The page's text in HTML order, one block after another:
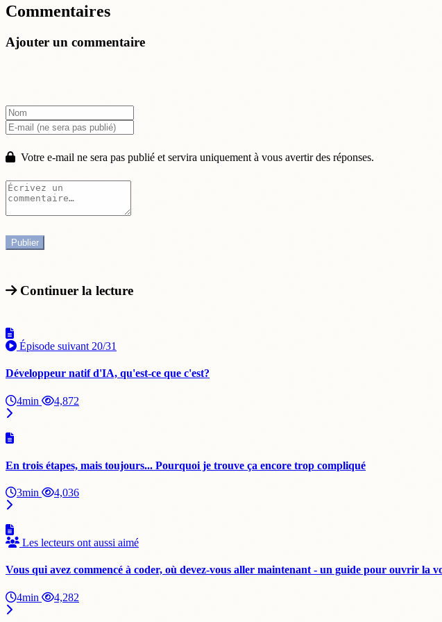
Commentaires
Ajouter un commentaire
Votre e-mail ne sera pas publié et servira uniquement à vous avertir des réponses.
Continuer la lecture
Épisode suivant 20/31
Développeur natif d'IA, qu'est-ce que c'est?
4min 4,872
En trois étapes, mais toujours... Pourquoi je trouve ça encore trop compliqué
3min 4,036
Les lecteurs ont aussi aimé
Vous qui avez commencé à coder, où devez-vous aller maintenant - un guide pour ouvrir la
4min 4,282